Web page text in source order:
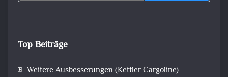
Top Beiträge
Weitere Ausbesserungen (Kettler Cargoline)